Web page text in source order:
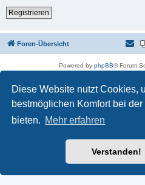
Diese Website nutzt Cookies,
bestmöglichen Komfort bei
bieten. Mehr erfahren
Verstanden!
Registrieren
Foren-Übersicht
Powered by phpBB® Forum
Datenschutz|